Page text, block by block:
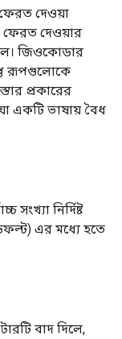
ফেরত দেওয়া
দেওয়ার
জিওকোডার
রূপগুলোকে
প্রকারের
একটি ভাষায় বৈধ
নির্দিষ্ট
এর মধ্যে হতে
বাদ দিলে,